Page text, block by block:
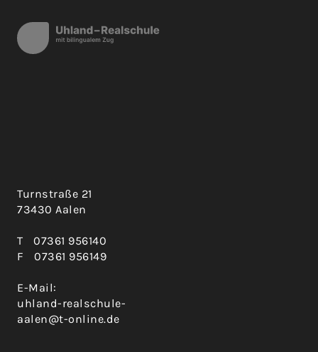
Turnstraße 21
73430 Aalen
T
07361 956140
F
07361 956149
E-Mail:
uhland-realschule-
aalen@t-online.de